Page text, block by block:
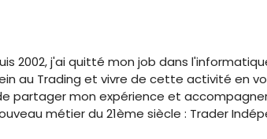
2002, j'ai quitté mon job dans
au Trading et vivre de cette activité en
partager mon expérience et
métier du 21ème siècle : Trader